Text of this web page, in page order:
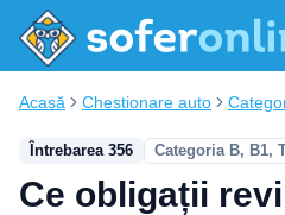
Acasă Chestionare auto
Întrebarea 356 Categoria B, B1,
Ce obligații